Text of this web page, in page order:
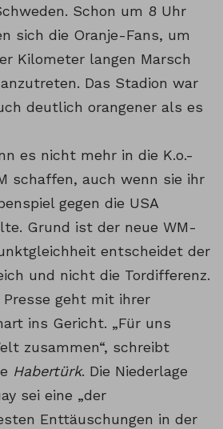
Schon um 8 Uhr
sich die Oranje-Fans, um
Kilometer langen Marsch
Das Stadion war
deutlich orangener als es
es nicht mehr in die K.o.-
schaffen, auch wenn sie ihr
gegen die USA
Grund ist der neue WM-
entscheidet der
und nicht die Tordifferenz.
Presse geht mit ihrer
ins Gericht. „Für uns
zusammen“, schreibt
Habertürk. Die Niederlage
sei eine „der
Enttäuschungen in der